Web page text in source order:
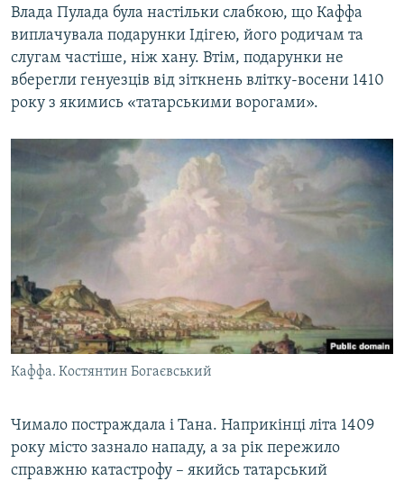
Влада Пулада була настільки слабкою, що Каффа
виплачувала подарунки Ідігею, його родичам та
слугам частіше, ніж хану. Втім, подарунки не
вберегли генуезців від зіткнень влітку-восени 1410
року з якимись «татарськими ворогами».
Каффа. Костянтин Богаєвський
Чимало постраждала і Тана. Наприкінці літа 1409
року місто зазнало нападу, а за рік пережило
справжню катастрофу – якийсь татарський